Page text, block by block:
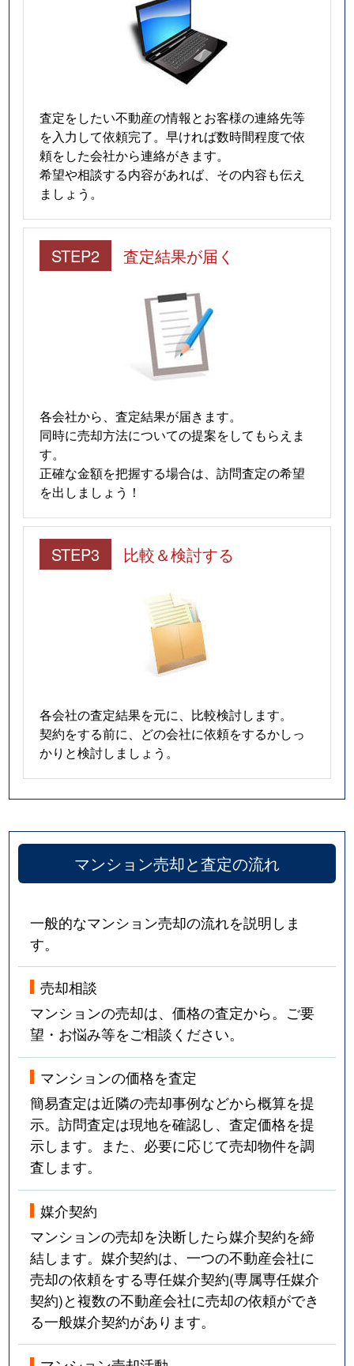
査定をしたい不動産の情報とお客様の連絡先等
を入力して依頼完了。早ければ数時間程度で依
頼をした会社から連絡がきます。
希望や相談する内容があれば、その内容も伝え
ましょう。
STEP2 査定結果が届く
各会社から、査定結果が届きます。
同時に売却方法についての提案をしてもらえま
す。
正確な金額を把握する場合は、訪問査定の希望
を出しましょう！
STEP3 比較＆検討する
各会社の査定結果を元に、比較検討します。
契約をする前に、どの会社に依頼をするかしっ
かりと検討しましょう。
マンション売却と査定の流れ
一般的なマンション売却の流れを説明しま
す。
売却相談
マンションの売却は、価格の査定から。ご要
望・お悩み等をご相談ください。
マンションの価格を査定
簡易査定は近隣の売却事例などから概算を提
示。訪問査定は現地を確認し、査定価格を提
示します。また、必要に応じて売却物件を調
査します。
媒介契約
マンションの売却を決断したら媒介契約を締
結します。媒介契約は、一つの不動産会社に
売却の依頼をする専任媒介契約(専属専任媒介
契約)と複数の不動産会社に売却の依頼ができ
る一般媒介契約があります。